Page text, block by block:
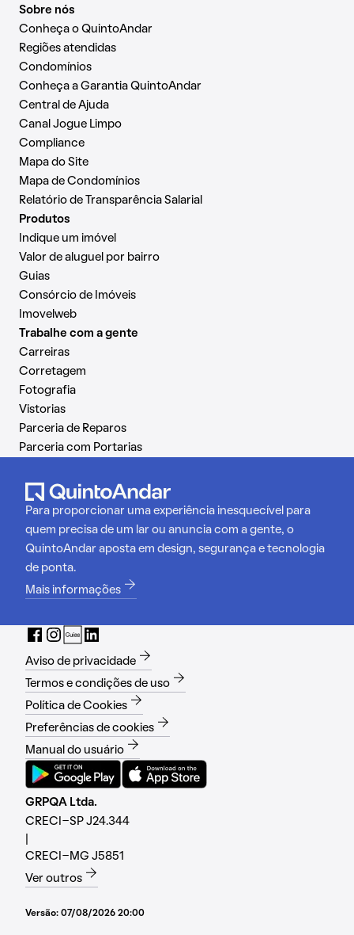
Sobre nós
Conheça o QuintoAndar
Regiões atendidas
Condomínios
Conheça a Garantia QuintoAndar
Central de Ajuda
Canal Jogue Limpo
Compliance
Mapa do Site
Mapa de Condomínios
Relatório de Transparência Salarial
Produtos
Indique um imóvel
Valor de aluguel por bairro
Guias
Consórcio de Imóveis
Imovelweb
Trabalhe com a gente
Carreiras
Corretagem
Fotografia
Vistorias
Parceria de Reparos
Parceria com Portarias
Para proporcionar uma experiência inesquecível para
quem precisa de um lar ou anuncia com a gente, o
QuintoAndar aposta em design, segurança e tecnologia
de ponta.
Mais informações
Aviso de privacidade
Termos e condições de uso
Política de Cookies
Preferências de cookies
Manual do usuário
GRPQA Ltda.
CRECI-SP J24.344
CRECI-MG J5851
Ver outros
Versão: 07/08/2026 20:00